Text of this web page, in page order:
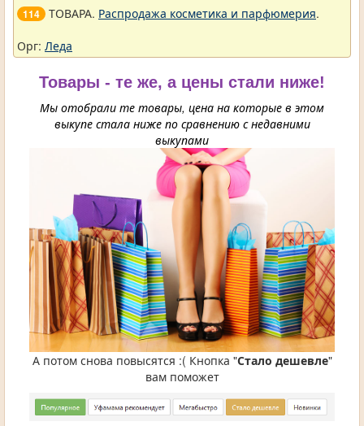
114 ТОВАРА. Распродажа косметика и парфюмерия.
Орг: Леда
Товары - те же, а цены стали ниже!
Мы отобрали те товары, цена на которые в этом
выкупе стала ниже по сравнению с недавними
выкупами
А потом снова повысятся :( Кнопка "Стало дешевле"
вам поможет